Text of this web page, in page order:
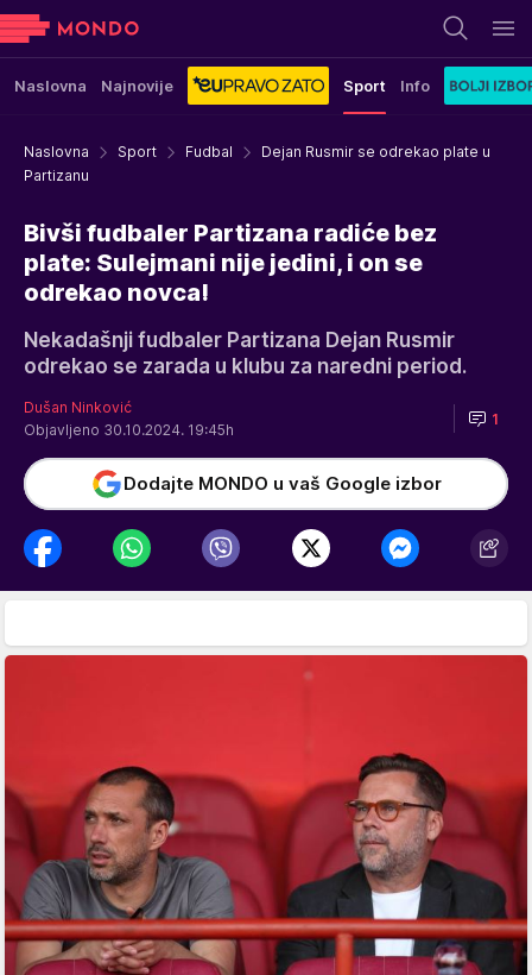
Naslovna Najnovije Sport Info
Naslovna Sport Fudbal
Dejan Rusmir se odrekao plate u
Partizanu
Bivši fudbaler Partizana radiće bez
plate: Sulejmani nije jedini, i on se
odrekao novca!
Nekadašnji fudbaler Partizana Dejan Rusmir
odrekao se zarada u klubu za naredni period.
Dušan Ninković
Objavljeno 30.10.2024. 19:45h
1
Dodajte MONDO u vaš Google izbor